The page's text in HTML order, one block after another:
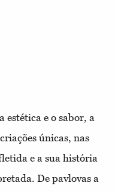
e o sabor, a
únicas, nas
e a sua história
De pavlovas a